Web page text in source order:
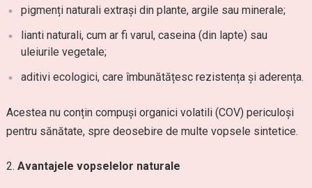
pigmenți naturali extrași din plante, argile sau minerale;
lianti naturali, cum ar fi varul, caseina (din lapte) sau
uleiurile vegetale;
aditivi ecologici, care îmbunătățesc rezistența și aderența.
Acestea nu conțin compuși organici volatili (COV) periculoși
pentru sănătate, spre deosebire de multe vopsele sintetice.
Avantajele vopselelor naturale